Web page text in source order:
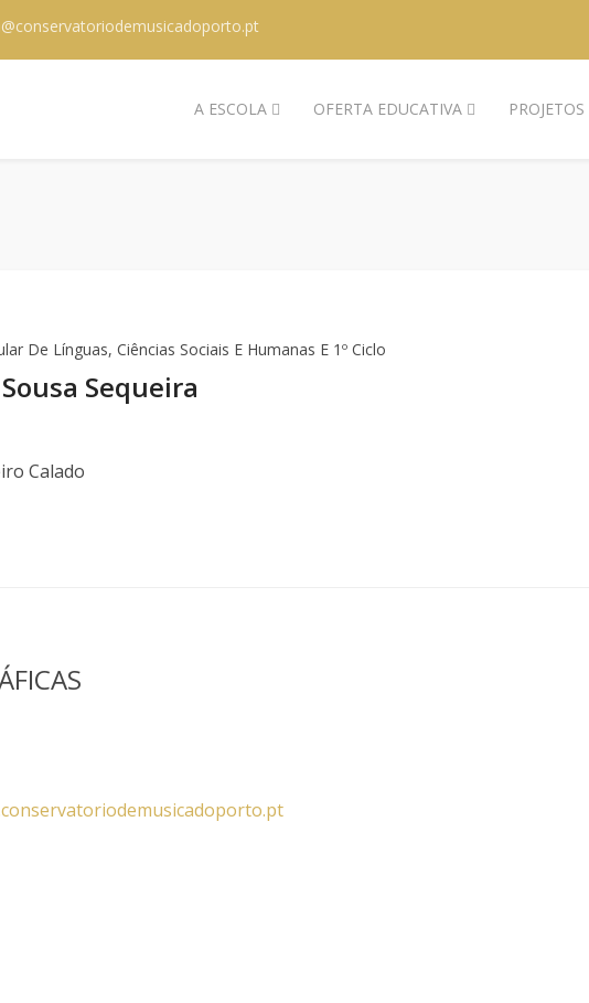
A ESCOLA OFERTA EDUCATIVA PROJETOS
De Línguas, Ciências Sociais E Humanas E 1º Ciclo
Sequeira